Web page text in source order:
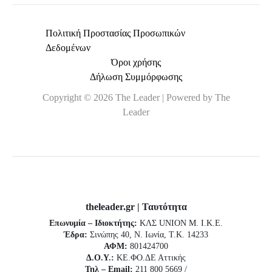
Πολιτική Προστασίας Προσωπικών
Δεδομένων
Όροι χρήσης
Δήλωση Συμμόρφωσης
Copyright © 2026 The Leader | Powered by The
Leader
theleader.gr | Ταυτότητα
Επωνυμία – Ιδιοκτήτης: ΚΛΣ UNION Μ. Ι.Κ.Ε.
Έδρα: Σινώπης 40, Ν. Ιωνία, Τ.Κ. 14233
ΑΦΜ: 801424700
Δ.Ο.Υ.: ΚΕ.ΦΟ.ΔΕ Αττικής
Τηλ – Email: 211 800 5669 /